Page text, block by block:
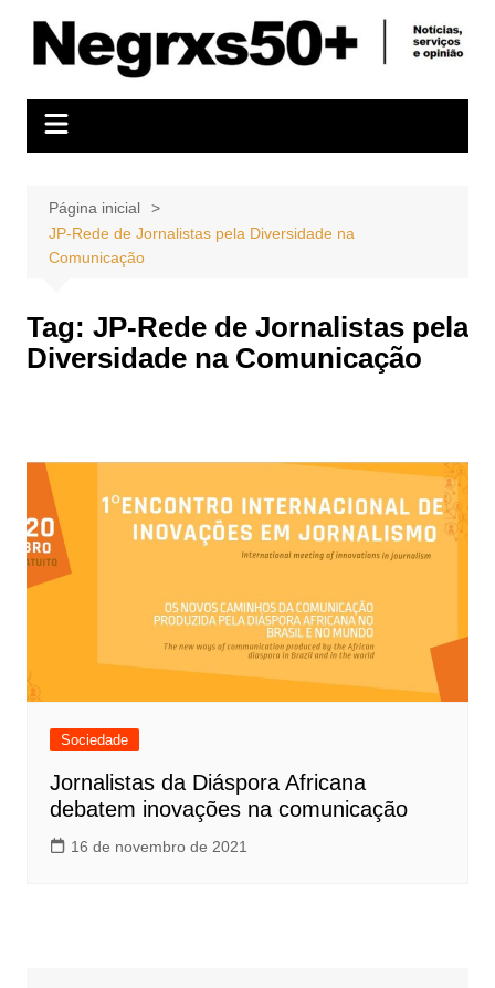
conteúdo
Página inicial
JP-Rede de Jornalistas pela Diversidade na
Comunicação
Tag: JP-Rede de Jornalistas pela
Diversidade na Comunicação
Sociedade
Jornalistas da Diáspora Africana
debatem inovações na comunicação
16 de novembro de 2021